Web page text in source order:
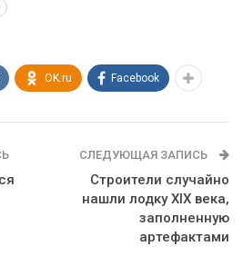
OK.ru Facebook
СЛЕДУЮЩАЯ ЗАПИСЬ
Строители случайно
нашли лодку XIX века,
заполненную
артефактами